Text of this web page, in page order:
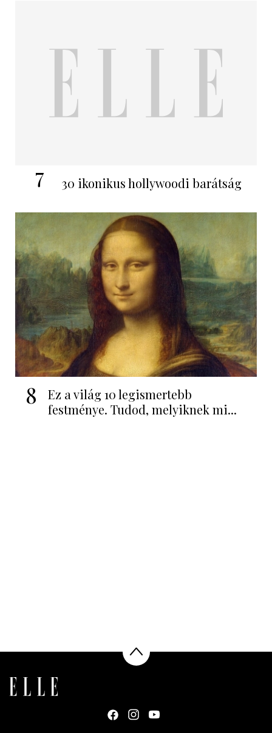
7 30 ikonikus hollywoodi barátság
8
Ez a világ 10 legismertebb
festménye. Tudod, melyiknek mi...